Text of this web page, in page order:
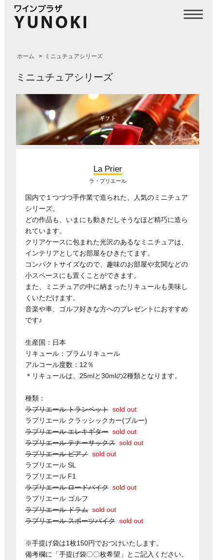
ホーム > ミニュチュアシリーズ
ミニュチュアシリーズ
La Prier
ラ・プリエール
国内で１つづつ手作業で造られた、人気のミニチュア
シリーズ。
どの作品も、いまにも動きだしそうなほど精巧に造ら
れています。
クリアケースに包まれた光沢のあるなミニチュアは、
インテリアとしてお部屋をひきたてます。
コンパクトサイズなので、趣味のお部屋や玄関などの
小スペースにも置くことができます。
また、ミニチュアの中に納まったリキュールも美味し
くいただけます。
音楽や車、ゴルフ好きな方へのプレゼントにおすすめ
です♪
生産国：日本
リキュール：プラムリキュール
アルコール度数：12％
＊リキュールは、25mlと30mlの2種類となります。
種類：
ラプリエール トランペット sold out
ラプリエール クラッシックカー(ブルー)
ラプリエール エレキギター sold out
ラプリエール テナーサックス sold out
ラプリエール ピアノ sold out
ラプリエール SL
ラプリエール F1
ラプリエール ロードバイク sold out
ラプリエール ゴルフ
ラプリエール ドラム sold out
ラプリエール スポーツバイク sold out
※手提げ袋は1枚150円でおつけいたします。
備考欄に「手提げ袋〇〇枚希望」とご記入ください。